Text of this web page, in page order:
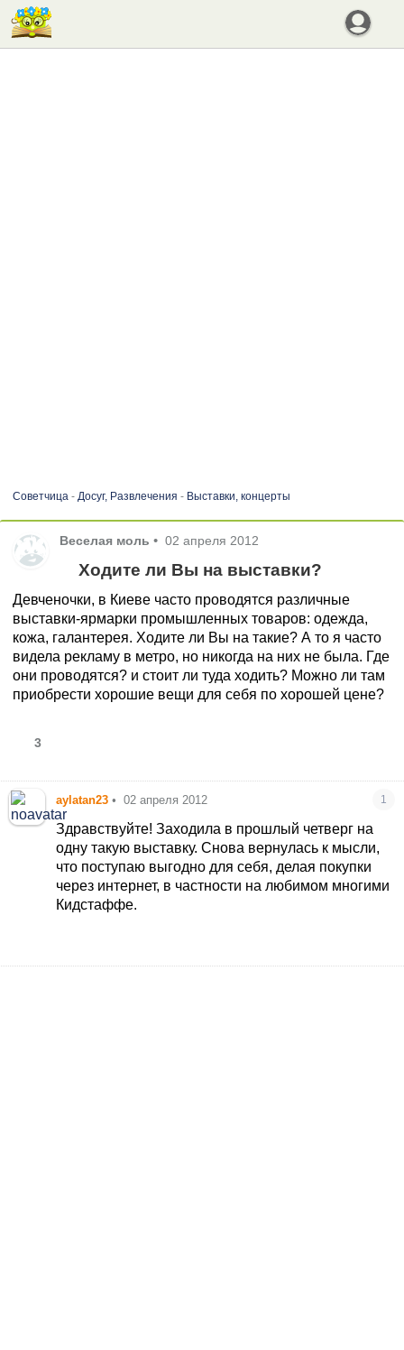
Советчица- Досуг, Развлечения - Выставки, концерты
Веселая моль • 02 апреля 2012
Ходите ли Вы на выставки?
Девченочки, в Киеве часто проводятся различные
выставки-ярмарки промышленных товаров: одежда,
кожа, галантерея. Ходите ли Вы на такие? А то я часто
видела рекламу в метро, но никогда на них не была. Где
они проводятся? и стоит ли туда ходить? Можно ли там
приобрести хорошие вещи для себя по хорошей цене?
3
aylatan23 • 02 апреля 2012 1
Здравствуйте! Заходила в прошлый четверг на
одну такую выставку. Снова вернулась к мысли,
что поступаю выгодно для себя, делая покупки
через интернет, в частности на любимом многими
Кидстаффе.